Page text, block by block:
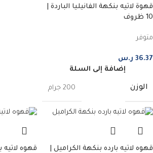
قهوة لاتيه بنكهة الفانيليا الباردة |
10 ظروف
متوفر
36.37 ر.س
إضافة إلى السلة
الوزن 200 جرام
قهوه لاتيه بارده بنكهة الكراميل |